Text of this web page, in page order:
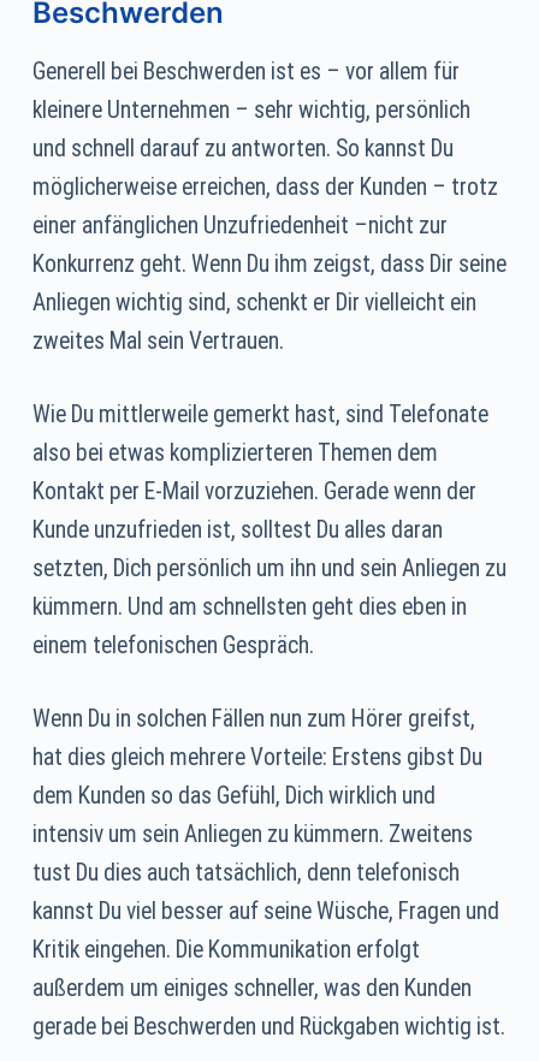
Beschwerden
Generell bei Beschwerden ist es – vor allem für
kleinere Unternehmen – sehr wichtig, persönlich
und schnell darauf zu antworten. So kannst Du
möglicherweise erreichen, dass der Kunden – trotz
einer anfänglichen Unzufriedenheit –nicht zur
Konkurrenz geht. Wenn Du ihm zeigst, dass Dir seine
Anliegen wichtig sind, schenkt er Dir vielleicht ein
zweites Mal sein Vertrauen.
Wie Du mittlerweile gemerkt hast, sind Telefonate
also bei etwas komplizierteren Themen dem
Kontakt per E-Mail vorzuziehen. Gerade wenn der
Kunde unzufrieden ist, solltest Du alles daran
setzten, Dich persönlich um ihn und sein Anliegen zu
kümmern. Und am schnellsten geht dies eben in
einem telefonischen Gespräch.
Wenn Du in solchen Fällen nun zum Hörer greifst,
hat dies gleich mehrere Vorteile: Erstens gibst Du
dem Kunden so das Gefühl, Dich wirklich und
intensiv um sein Anliegen zu kümmern. Zweitens
tust Du dies auch tatsächlich, denn telefonisch
kannst Du viel besser auf seine Wüsche, Fragen und
Kritik eingehen. Die Kommunikation erfolgt
außerdem um einiges schneller, was den Kunden
gerade bei Beschwerden und Rückgaben wichtig ist.